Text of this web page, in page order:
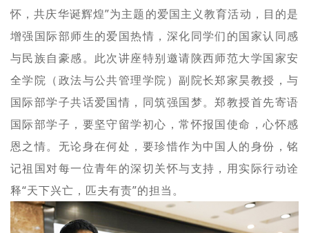
怀，共庆华诞辉煌”为主题的爱国主义教育活动，目的是
增强国际部师生的爱国热情，深化同学们的国家认同感
与民族自豪感。此次讲座特别邀请陕西师范大学国家安
全学院（政法与公共管理学院）副院长郑家昊教授，与
国际部学子共话爱国情，同筑强国梦。郑教授首先寄语
国际部学子，要坚守留学初心，常怀报国使命，心怀感
恩之情。无论身在何处，要珍惜作为中国人的身份，铭
记祖国对每一位青年的深切关怀与支持，用实际行动诠
释“天下兴亡，匹夫有责”的担当。